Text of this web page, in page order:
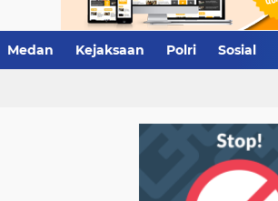
Medan Kejaksaan Polri Sosial